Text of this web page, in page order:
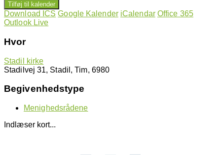
Tilføj til kalender
Download ICS Google Kalender iCalendar Office 365
Outlook Live
Hvor
Stadil kirke
Stadilvej 31, Stadil, Tim, 6980
Begivenhedstype
Menighedsrådene
Indlæser kort...